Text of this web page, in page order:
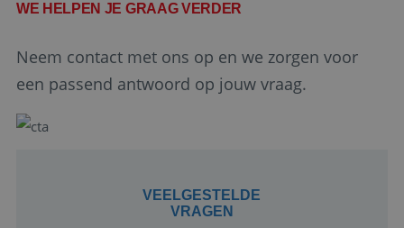
WE HELPEN JE GRAAG VERDER
Neem contact met ons op en we zorgen voor
een passend antwoord op jouw vraag.
VEELGESTELDE
VRAGEN
Google Privacy Policy